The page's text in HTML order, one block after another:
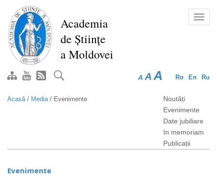
conţinutul
principal
Academia
de Științe
a Moldovei
Ro En Ru
A A A
Acasă/ Media/ Evenimente
Noutăți
Evenimente
Date jubiliare
In memoriam
Publicații
Evenimente